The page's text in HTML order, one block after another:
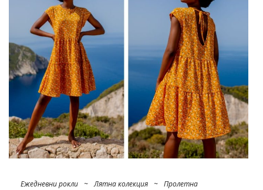
тенденции в дамските блейзери и допълнете гамата си с
Възползвайте се от бума за
пролетни дамски костюми!
Не е изненадващо, че костюмът с блейзър в главната
роля издържа изпитанието на времето и съществува в
модата …
Ежедневни рокли ~ Лятна колекция ~ Пролетна